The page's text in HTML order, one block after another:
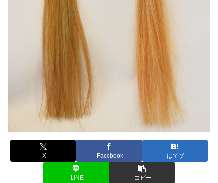
X Facebook はてブ
LINE コピー